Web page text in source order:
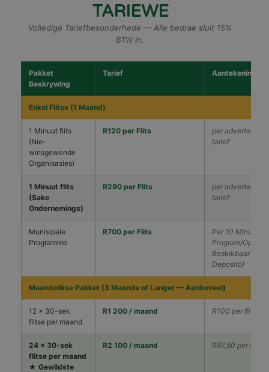
TARIEWE
Volledige Tariefbesonderhede — Alle bedrae sluit 15%
BTW in.
Pakket
Beskrywing
Tarief Aantekeninge
Enkel Flitse (1 Maand)
1 Minuut flits
(Nie-
winsgewende
Organisasies)
R120 per Flits
per advertensie
tarief
1 Minuut flits
(Sake
Ondernemings)
R290 per Flits
per advertensie
tarief
Munisipale
Programme
R700 per Flits
Per 10 Minute
Program/
Beskikbaar (50%
Deposito)
Maandelikse Pakket (3 Maande of Langer — Aanbeveel)
12 × 30-sek
flitse per maand
R1 200 / maand R100 per flits
24 × 30-sek
flitse per maand
★ Gewildste
R2 100 / maand R87,50 per flits